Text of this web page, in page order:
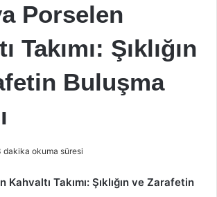
Porselen
Takımı: Şıklığın
Buluşma
dakika okuma süresi
Kahvaltı Takımı: Şıklığın ve Zarafetin